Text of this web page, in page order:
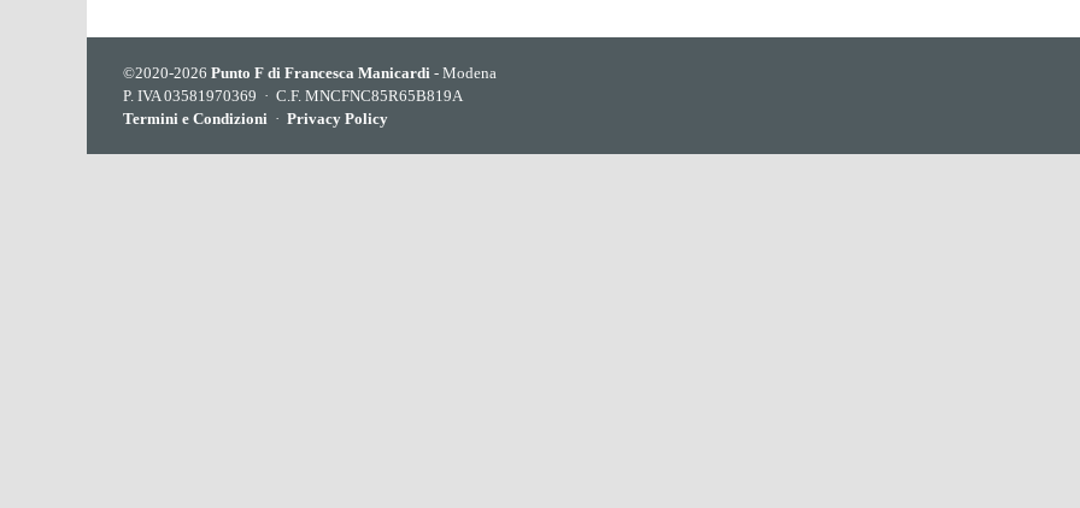
©2020-2026 Punto F di Francesca Manicardi - Modena
P. IVA 03581970369 · C.F. MNCFNC85R65B819A
Termini e Condizioni · Privacy Policy